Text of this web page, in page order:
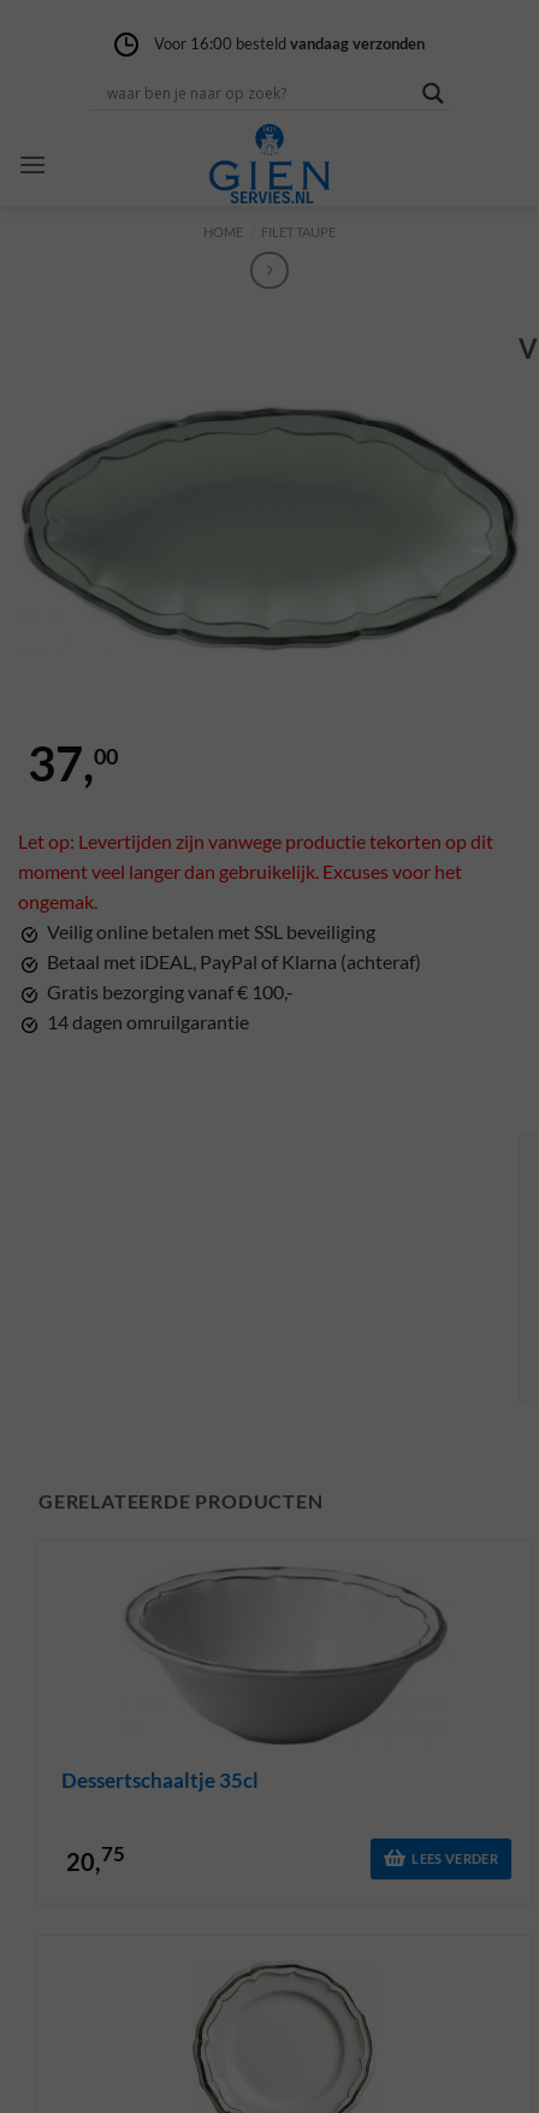
Gratis verzendingvanaf 100,-
Voor 16:00 besteld vandaag verzonden
14 dagen niet goedgeld terug
HOME FILET TAUPE
37,00
Let op: Levertijden zijn vanwege productie tekorten op dit
moment veel langer dan gebruikelijk. Excuses voor het
ongemak.
Veilig online betalen met SSL beveiliging
Betaal met iDEAL, PayPal of Klarna (achteraf)
Gratis bezorging vanaf € 100,-
14 dagen omruilgarantie
GERELATEERDE PRODUCTEN
Dessertschaaltje 35cl
20,75 LEES VERDER